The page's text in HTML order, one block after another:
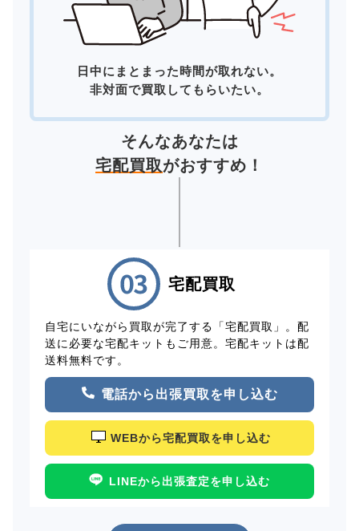
日中にまとまった時間が取れない。
非対面で買取してもらいたい。
そんなあなたは
宅配買取がおすすめ！
宅配買取
自宅にいながら買取が完了する「宅配買取」。配
送に必要な宅配キットもご用意。宅配キットは配
送料無料です。
電話から出張買取を申し込む
WEBから宅配買取を申し込む
LINEから出張査定を申し込む